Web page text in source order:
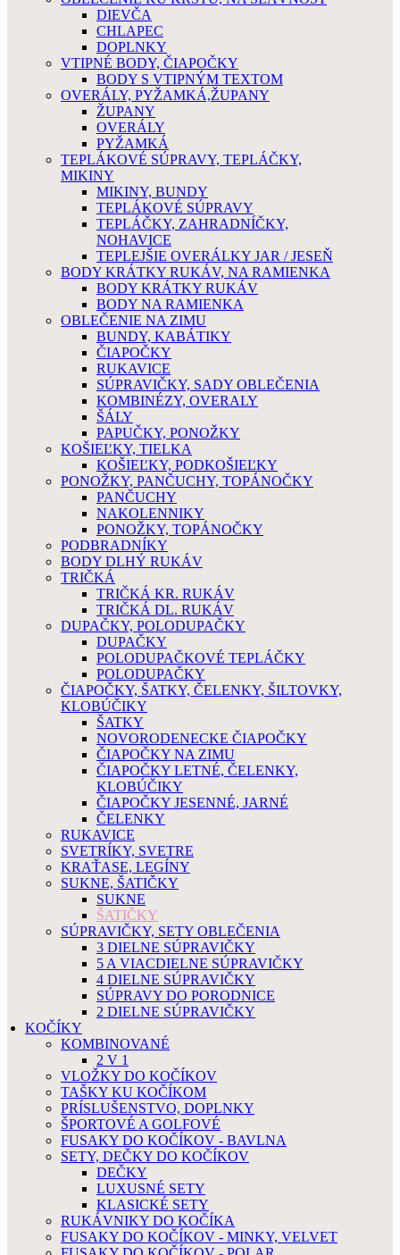
DIEVČA
CHLAPEC
DOPLNKY
VTIPNÉ BODY, ČIAPOČKY
BODY S VTIPNÝM TEXTOM
OVERÁLY, PYŽAMKÁ,ŽUPANY
ŽUPANY
OVERÁLY
PYŽAMKÁ
TEPLÁKOVÉ SÚPRAVY, TEPLÁČKY,
MIKINY
MIKINY, BUNDY
TEPLÁKOVÉ SÚPRAVY
TEPLÁČKY, ZAHRADNÍČKY,
NOHAVICE
TEPLEJŠIE OVERÁLKY JAR / JESEŇ
BODY KRÁTKY RUKÁV, NA RAMIENKA
BODY KRÁTKY RUKÁV
BODY NA RAMIENKA
OBLEČENIE NA ZIMU
BUNDY, KABÁTIKY
ČIAPOČKY
RUKAVICE
SÚPRAVIČKY, SADY OBLEČENIA
KOMBINÉZY, OVERALY
ŠÁLY
PAPUČKY, PONOŽKY
KOŠIEĽKY, TIELKA
KOŠIEĽKY, PODKOŠIEĽKY
PONOŽKY, PANČUCHY, TOPÁNOČKY
PANČUCHY
NAKOLENNIKY
PONOŽKY, TOPÁNOČKY
PODBRADNÍKY
BODY DLHÝ RUKÁV
TRIČKÁ
TRIČKÁ KR. RUKÁV
TRIČKÁ DL. RUKÁV
DUPAČKY, POLODUPAČKY
DUPAČKY
POLODUPAČKOVÉ TEPLÁČKY
POLODUPAČKY
ČIAPOČKY, ŠATKY, ČELENKY, ŠILTOVKY,
KLOBÚČIKY
ŠATKY
NOVORODENECKE ČIAPOČKY
ČIAPOČKY NA ZIMU
ČIAPOČKY LETNÉ, ČELENKY,
KLOBÚČIKY
ČIAPOČKY JESENNÉ, JARNÉ
ČELENKY
RUKAVICE
SVETRÍKY, SVETRE
KRAŤASE, LEGÍNY
SUKNE, ŠATIČKY
SUKNE
ŠATIČKY
SÚPRAVIČKY, SETY OBLEČENIA
3 DIELNE SÚPRAVIČKY
5 A VIACDIELNE SÚPRAVIČKY
4 DIELNE SÚPRAVIČKY
SÚPRAVY DO PORODNICE
2 DIELNE SÚPRAVIČKY
KOČÍKY
KOMBINOVANÉ
2 V 1
VLOŽKY DO KOČÍKOV
TAŠKY KU KOČÍKOM
PRÍSLUŠENSTVO, DOPLNKY
ŠPORTOVÉ A GOLFOVÉ
FUSAKY DO KOČÍKOV - BAVLNA
SETY, DEČKY DO KOČÍKOV
DEČKY
LUXUSNÉ SETY
KLASICKÉ SETY
RUKÁVNIKY DO KOČÍKA
FUSAKY DO KOČÍKOV - MINKY, VELVET